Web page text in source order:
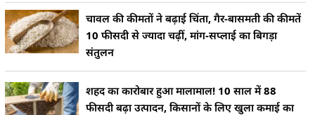
चावल की कीमतों ने बढ़ाई चिंता, गैर-बासमती की कीमतें
10 फीसदी से ज्यादा चढ़ीं, मांग-सप्लाई का बिगड़ा
संतुलन
शहद का कारोबार हुआ मालामाल! 10 साल में 88
फीसदी बढ़ा उत्पादन, किसानों के लिए खुला कमाई का